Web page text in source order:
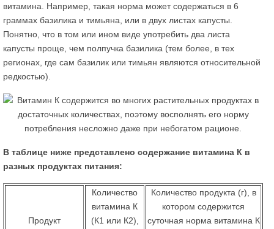
витамина. Например, такая норма может содержаться в 6
граммах базилика и тимьяна, или в двух листах капусты.
Понятно, что в том или ином виде употребить два листа
капусты проще, чем полпучка базилика (тем более, в тех
регионах, где сам базилик или тимьян являются относительной
редкостью).
В таблице ниже представлено содержание витамина К в
разных продуктах питания:
Продукт
Количество
витамина К
(К1 или К2),
Количество продукта (г), в
котором содержится
суточная норма витамина К